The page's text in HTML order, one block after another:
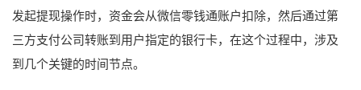
发起提现操作时，资金会从微信零钱通账户扣除，然后通过第
三方支付公司转账到用户指定的银行卡，在这个过程中，涉及
到几个关键的时间节点。